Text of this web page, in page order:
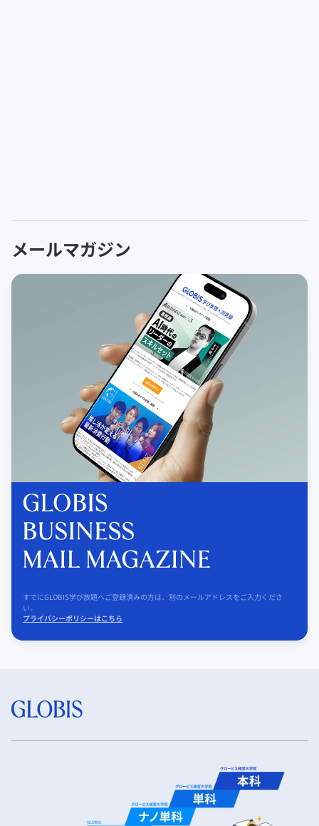
メールマガジン
すでにGLOBIS学び放題へご登録済みの方は、別のメールアドレスをご入力くださ
い。
プライバシーポリシーはこちら